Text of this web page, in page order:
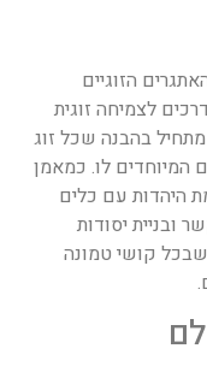
הזוגיים
לצמיחה זוגית
בהבנה שכל זוג
המיוחדים לו. כמאמן
היהדות עם כלים
ובניית יסודות
קושי טמונה